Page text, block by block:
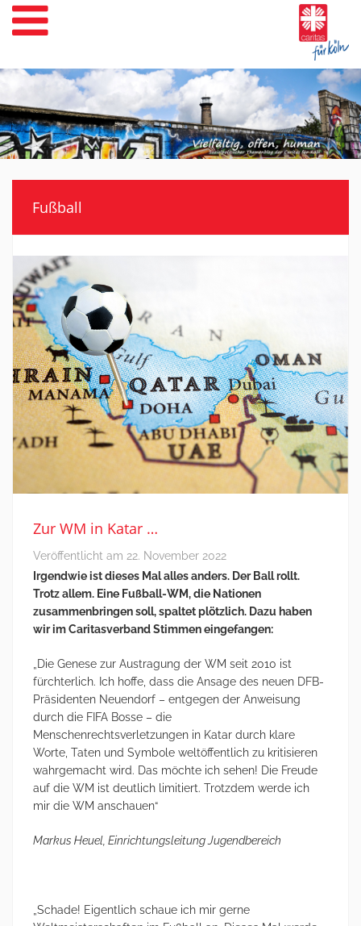
Weiter
zum
Inhalt
Fußball
Zur WM in Katar …
Veröffentlicht am 22. November 2022
Irgendwie ist dieses Mal alles anders. Der Ball rollt.
Trotz allem. Eine Fußball-WM, die Nationen
zusammenbringen soll, spaltet plötzlich. Dazu haben
wir im Caritasverband Stimmen eingefangen:
„Die Genese zur Austragung der WM seit 2010 ist
fürchterlich. Ich hoffe, dass die Ansage des neuen DFB-
Präsidenten Neuendorf – entgegen der Anweisung
durch die FIFA Bosse – die
Menschenrechtsverletzungen in Katar durch klare
Worte, Taten und Symbole weltöffentlich zu kritisieren
wahrgemacht wird. Das möchte ich sehen! Die Freude
auf die WM ist deutlich limitiert. Trotzdem werde ich
mir die WM anschauen“
Markus Heuel, Einrichtungsleitung Jugendbereich
„Schade! Eigentlich schaue ich mir gerne